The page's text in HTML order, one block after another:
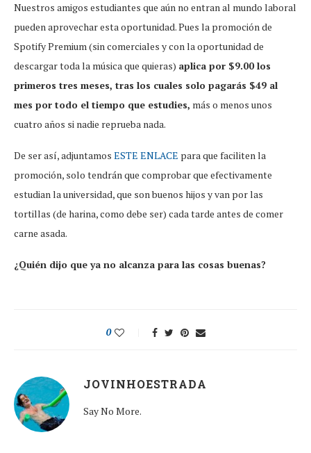
Nuestros amigos estudiantes que aún no entran al mundo laboral
pueden aprovechar esta oportunidad. Pues la promoción de
Spotify Premium (sin comerciales y con la oportunidad de
descargar toda la música que quieras) aplica por $9.00 los
primeros tres meses, tras los cuales solo pagarás $49 al
mes por todo el tiempo que estudies, más o menos unos
cuatro años si nadie reprueba nada.
De ser así, adjuntamos ESTE ENLACE para que faciliten la
promoción, solo tendrán que comprobar que efectivamente
estudian la universidad, que son buenos hijos y van por las
tortillas (de harina, como debe ser) cada tarde antes de comer
carne asada.
¿Quién dijo que ya no alcanza para las cosas buenas?
0
JOVINHOESTRADA
Say No More.